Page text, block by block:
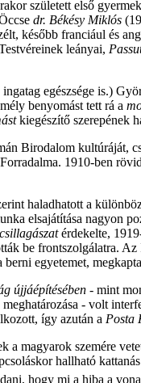
született első
dr. Békésy Miklós
később franciául és
leányai,
egészsége is.)
benyomást tett rá a
kiegészítő szerepének
Birodalom kultúráját,
1910-ben
haladhatott a
elsajátítása nagyon
csillagászatérdekelte,
be frontszolgálatra.
egyetemet,
újjáépítésében - mint
- volt
így azután a Posta
magyarok szemére
hallható
hogy mi a hiba a